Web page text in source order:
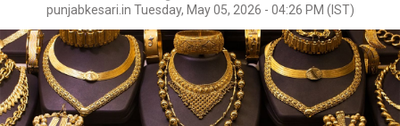
punjabkesari.in Tuesday, May 05, 2026 - 04:26 PM (IST)